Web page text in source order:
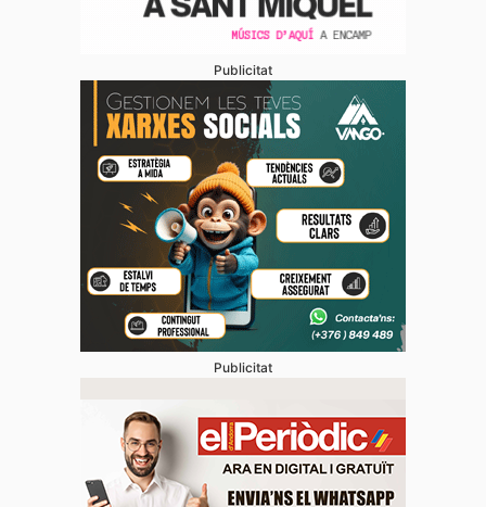
Publicitat
Publicitat